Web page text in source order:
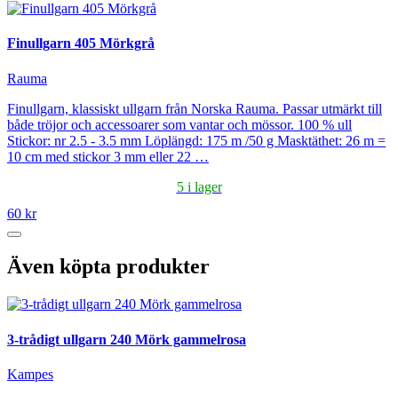
Finullgarn 405 Mörkgrå
Rauma
Finullgarn, klassiskt ullgarn från Norska Rauma. Passar utmärkt till
både tröjor och accessoarer som vantar och mössor. 100 % ull
Stickor: nr 2.5 - 3.5 mm Löplängd: 175 m /50 g Masktäthet: 26 m =
10 cm med stickor 3 mm eller 22 …
5 i lager
60 kr
Även köpta produkter
3-trådigt ullgarn 240 Mörk gammelrosa
Kampes